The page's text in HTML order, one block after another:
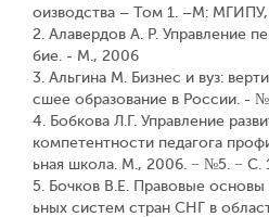
оизводства – Том 1. –М:
2. Алавердов А. Р. Управление
бие. - М., 2006
3. Альгина М. Бизнес и вуз:
сшее образование в России. -
4. Бобкова Л.Г. Управление
компетентности педагога
ьная школа. М., 2006. − №5. − С.
5. Бочков В.Е. Правовые основы
ьных систем стран СНГ в